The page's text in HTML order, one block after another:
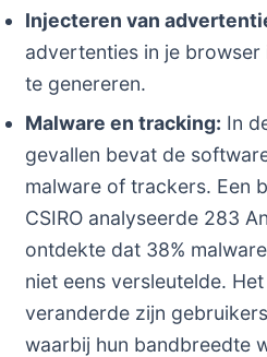
Injecteren van
advertenties in je
te genereren.
Malware en tracking: In
gevallen bevat de
malware of trackers. Een
CSIRO analyseerde 283
ontdekte dat 38%
niet eens versleutelde.
veranderde zijn
waarbij hun bandbreedte